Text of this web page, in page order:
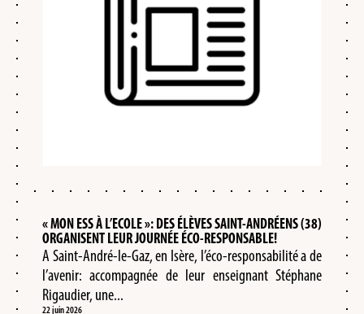
« MON ESS À L’ECOLE »: DES ÉLÈVES SAINT-ANDRÉENS (38)
ORGANISENT LEUR JOURNÉE ÉCO-RESPONSABLE!
A Saint-André-le-Gaz, en Isère, l’éco-responsabilité a de
l’avenir: accompagnée de leur enseignant Stéphane
Rigaudier, une...
22 juin 2026